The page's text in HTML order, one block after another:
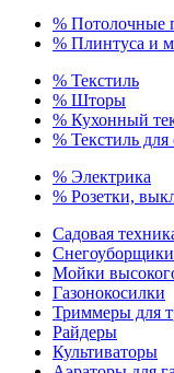
% Потолочные
% Плинтуса и
% Текстиль
% Шторы
% Кухонный
% Текстиль для
% Электрика
% Розетки,
Садовая
Снегоуборщики
Мойки
Газонокосилки
Триммеры для
Райдеры
Культиваторы